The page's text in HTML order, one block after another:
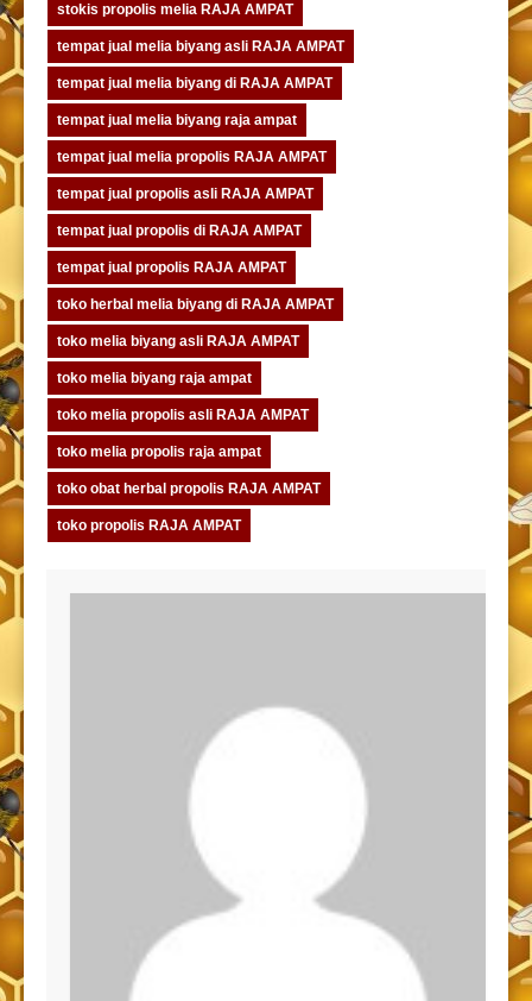
stokis propolis melia RAJA AMPAT
tempat jual melia biyang asli RAJA AMPAT
tempat jual melia biyang di RAJA AMPAT
tempat jual melia biyang raja ampat
tempat jual melia propolis RAJA AMPAT
tempat jual propolis asli RAJA AMPAT
tempat jual propolis di RAJA AMPAT
tempat jual propolis RAJA AMPAT
toko herbal melia biyang di RAJA AMPAT
toko melia biyang asli RAJA AMPAT
toko melia biyang raja ampat
toko melia propolis asli RAJA AMPAT
toko melia propolis raja ampat
toko obat herbal propolis RAJA AMPAT
toko propolis RAJA AMPAT